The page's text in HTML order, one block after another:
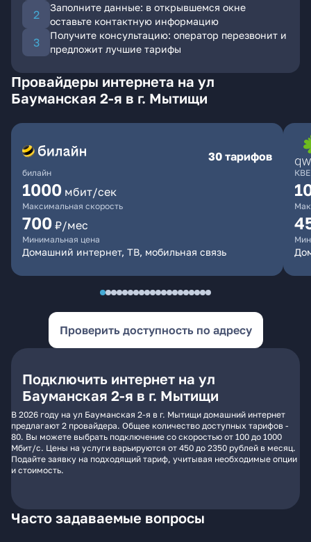
Заполните данные: в открывшемся окне
оставьте контактную информацию
Получите консультацию: оператор перезвонит и
предложит лучшие тарифы
Провайдеры интернета на ул
Бауманская 2-я в г. Мытищи
билайн
30 тарифов
1000 мбит/сек
Максимальная скорость
700 ₽/мес
Минимальная цена
Домашний интернет, ТВ, мобильная связь
Проверить доступность по адресу
Подключить интернет на ул
Бауманская 2-я в г. Мытищи
В 2026 году на ул Бауманская 2-я в г. Мытищи домашний интернет
предлагают 2 провайдера. Общее количество доступных тарифов -
80. Вы можете выбрать подключение со скоростью от 100 до 1000
Мбит/с. Цены на услуги варьируются от 450 до 2350 рублей в месяц.
Подайте заявку на подходящий тариф, учитывая необходимые опции
и стоимость.
Часто задаваемые вопросы